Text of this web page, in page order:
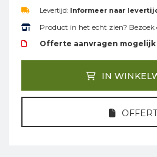
Levertijd: Informeer naar
Product in het echt zien?
Offerte aanvragen mogelijk
IN